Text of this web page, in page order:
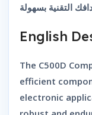
English
The C500D
efficient
electronic